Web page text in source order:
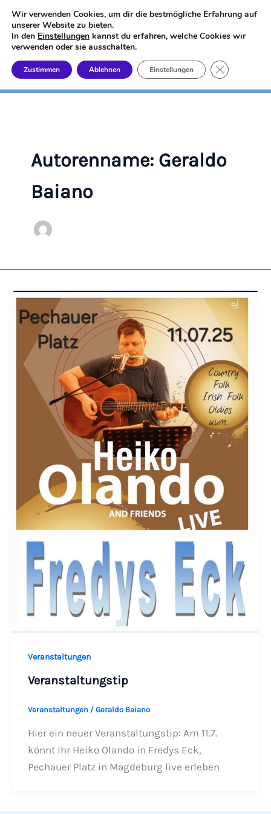
Zum
Inhalt
springen
Kleinkunst-MD e.V.
Wir fördern die Kleinkunst in Magdeburg
Autorenname: Geraldo
Baiano
Veranstaltungen
Veranstaltungstip
Veranstaltungen/ Geraldo Baiano
Hier ein neuer Veranstaltungstip: Am 11.7.
könnt Ihr Heiko Olando in Fredys Eck,
Pechauer Platz in Magdeburg live erleben
Wir verwenden Cookies, um dir die bestmögliche Erfahrung auf
unserer Website zu bieten.
In den Einstellungen kannst du erfahren, welche Cookies wir
verwenden oder sie ausschalten.
Zustimmen Ablehnen Einstellungen GDPR